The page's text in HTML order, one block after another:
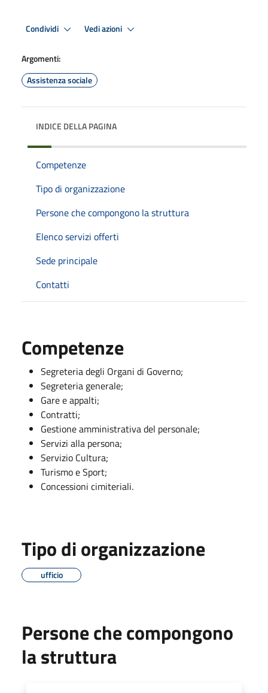
Condividi Vedi azioni
Argomenti:
Assistenza sociale
INDICE DELLA PAGINA
Competenze
Tipo di organizzazione
Persone che compongono la struttura
Elenco servizi offerti
Sede principale
Contatti
Competenze
Segreteria degli Organi di Governo;
Segreteria generale;
Gare e appalti;
Contratti;
Gestione amministrativa del personale;
Servizi alla persona;
Servizio Cultura;
Turismo e Sport;
Concessioni cimiteriali.
Tipo di organizzazione
ufficio
Persone che compongono
la struttura